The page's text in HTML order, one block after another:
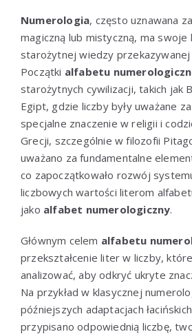
Numerologia, często uznawana
magiczną lub mistyczną, ma swoje
starożytnej wiedzy
Początki alfabetu
starożytnych cywilizacji, takich jak
Egipt, gdzie liczby były uważane
specjalne znaczenie w religii i
Grecji, szczególnie w filozofii
uważano za fundamentalne
co zapoczątkowało rozwój
liczbowych wartości literom
jako alfabet numerologiczny.
Głównym celem alfabetu
przekształcenie liter w liczby,
analizować, aby odkryć ukryte
Na przykład w klasycznej
późniejszych adaptacjach
przypisano odpowiednią liczbę,